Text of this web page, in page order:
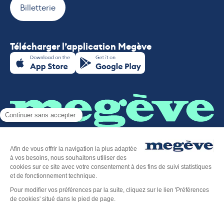
Billetterie
Télécharger l’application Megève
Plan du site -Mentions légales-
Politique de confidentialité-Déclaration d’accessibilité
Megève tourisme
Made with
Ce site est protégé par reCAPTCHA. Les